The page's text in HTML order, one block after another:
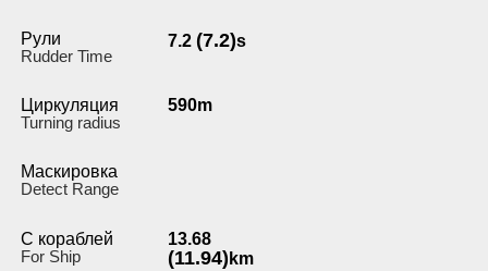
Рули
Rudder Time
7.2 (7.2)s
Циркуляция
Turning radius
590m
Маскировка
Detect Range
С кораблей
For Ship
13.68
(11.94) km